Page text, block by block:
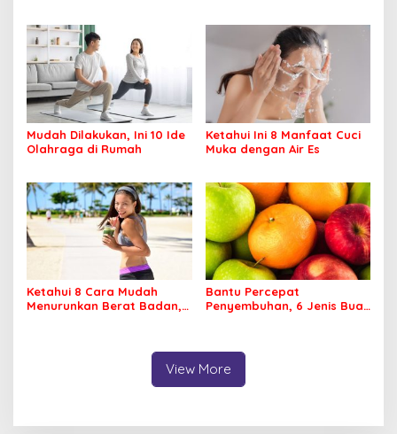
Mudah Dilakukan, Ini 10 Ide
Olahraga di Rumah
Ketahui Ini 8 Manfaat Cuci
Muka dengan Air Es
Ketahui 8 Cara Mudah
Menurunkan Berat Badan,
Bantu Percepat
Penyembuhan, 6 Jenis Buah
View More